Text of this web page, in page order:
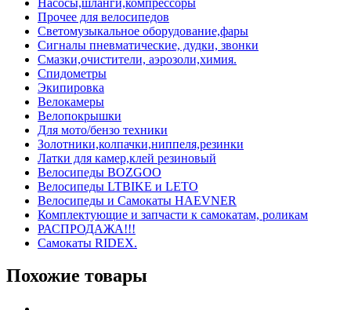
Прочее для велосипедов
Светомузыкальное оборудование,фары
Сигналы пневматические, дудки, звонки
Смазки,очистители, аэрозоли,химия.
Спидометры
Экипировка
Велокамеры
Велопокрышки
Для мото/бензо техники
Золотники,колпачки,ниппеля,резинки
Латки для камер,клей резиновый
Велосипеды BOZGOO
Велосипеды LTBIKE и LETO
Велосипеды и Самокаты HAEVNER
Комплектующие и запчасти к самокатам, роликам
РАСПРОДАЖА!!!
Самокаты RIDEX.
Похожие товары